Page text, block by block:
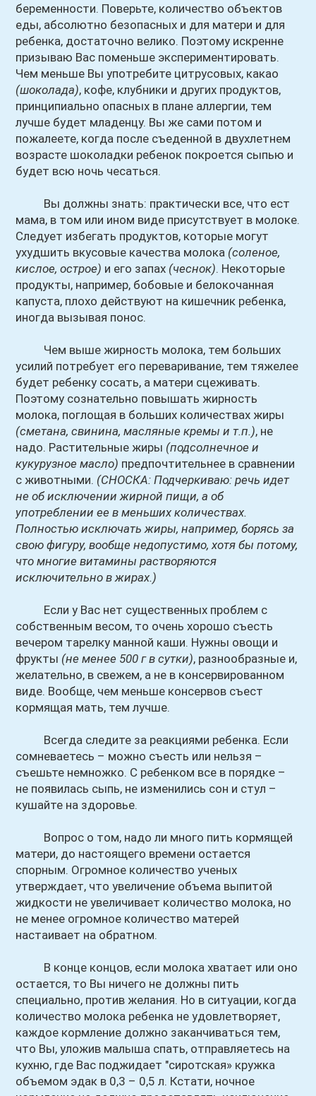
беременности. Поверьте, количество объектов
еды, абсолютно безопасных и для матери и для
ребенка, достаточно велико. Поэтому искренне
призываю Вас поменьше экспериментировать.
Чем меньше Вы употребите цитрусовых, какао
(шоколада), кофе, клубники и других продуктов,
принципиально опасных в плане аллергии, тем
лучше будет младенцу. Вы же сами потом и
пожалеете, когда после съеденной в двухлетнем
возрасте шоколадки ребенок покроется сыпью и
будет всю ночь чесаться.
Вы должны знать: практически все, что ест
мама, в том или ином виде присутствует в молоке.
Следует избегать продуктов, которые могут
ухудшить вкусовые качества молока (соленое,
кислое, острое) и его запах (чеснок). Некоторые
продукты, например, бобовые и белокочанная
капуста, плохо действуют на кишечник ребенка,
иногда вызывая понос.
Чем выше жирность молока, тем больших
усилий потребует его переваривание, тем тяжелее
будет ребенку сосать, а матери сцеживать.
Поэтому сознательно повышать жирность
молока, поглощая в больших количествах жиры
(сметана, свинина, масляные кремы и т.п.), не
надо. Растительные жиры (подсолнечное и
кукурузное масло) предпочтительнее в сравнении
с животными. (СНОСКА: Подчеркиваю: речь идет
не об исключении жирной пищи, а об
употреблении ее в меньших количествах.
Полностью исключать жиры, например, борясь за
свою фигуру, вообще недопустимо, хотя бы потому,
что многие витамины растворяются
исключительно в жирах.)
Если у Вас нет существенных проблем с
собственным весом, то очень хорошо съесть
вечером тарелку манной каши. Нужны овощи и
фрукты (не менее 500 г в сутки), разнообразные и,
желательно, в свежем, а не в консервированном
виде. Вообще, чем меньше консервов съест
кормящая мать, тем лучше.
Всегда следите за реакциями ребенка. Если
сомневаетесь – можно съесть или нельзя –
съешьте немножко. С ребенком все в порядке –
не появилась сыпь, не изменились сон и стул –
кушайте на здоровье.
Вопрос о том, надо ли много пить кормящей
матери, до настоящего времени остается
спорным. Огромное количество ученых
утверждает, что увеличение объема выпитой
жидкости не увеличивает количество молока, но
не менее огромное количество матерей
настаивает на обратном.
В конце концов, если молока хватает или оно
остается, то Вы ничего не должны пить
специально, против желания. Но в ситуации, когда
количество молока ребенка не удовлетворяет,
каждое кормление должно заканчиваться тем,
что Вы, уложив малыша спать, отправляетесь на
кухню, где Вас поджидает "сиротская» кружка
объемом эдак в 0,3 – 0,5 л. Кстати, ночное